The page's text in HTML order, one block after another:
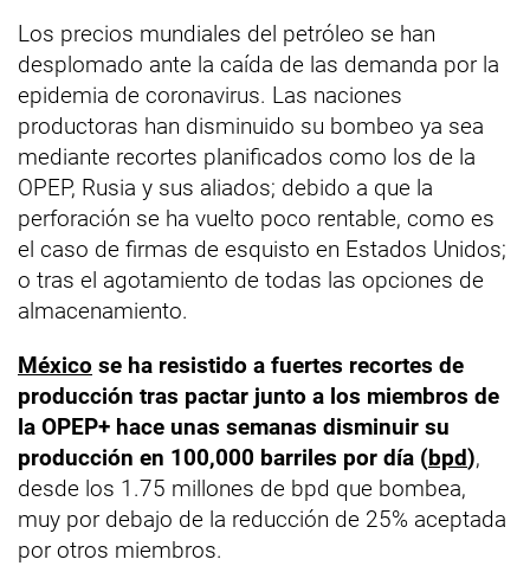
Los precios mundiales del petróleo se han
desplomado ante la caída de las demanda por la
epidemia de coronavirus. Las naciones
productoras han disminuido su bombeo ya sea
mediante recortes planificados como los de la
OPEP, Rusia y sus aliados; debido a que la
perforación se ha vuelto poco rentable, como es
el caso de firmas de esquisto en Estados Unidos;
o tras el agotamiento de todas las opciones de
almacenamiento.
México se ha resistido a fuertes recortes de
producción tras pactar junto a los miembros de
la OPEP+ hace unas semanas disminuir su
producción en 100,000 barriles por día (bpd),
desde los 1.75 millones de bpd que bombea,
muy por debajo de la reducción de 25% aceptada
por otros miembros.